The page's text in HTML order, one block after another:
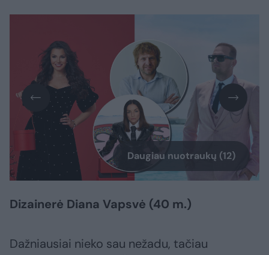
Daugiau nuotraukų (12)
Dizainerė Diana Vapsvė (40 m.)
Dažniausiai nieko sau nežadu, tačiau